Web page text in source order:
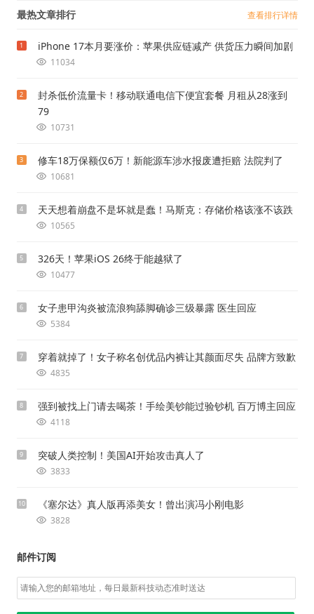
最热文章排行 查看排行详情
1 iPhone 17本月要涨价：苹果供应链减产 供货压力瞬间加剧
11034
2
封杀低价流量卡！移动联通电信下便宜套餐 月租从28涨到
79
10731
3 修车18万保额仅6万！新能源车涉水报废遭拒赔 法院判了
10681
4 天天想着崩盘不是坏就是蠢！马斯克：存储价格该涨不该跌
10565
5 326天！苹果iOS 26终于能越狱了
10477
6 女子患甲沟炎被流浪狗舔脚确诊三级暴露 医生回应
5384
7 穿着就掉了！女子称名创优品内裤让其颜面尽失 品牌方致歉
4835
8 强到被找上门请去喝茶！手绘美钞能过验钞机 百万博主回应
4118
9 突破人类控制！美国AI开始攻击真人了
3833
10 《塞尔达》真人版再添美女！曾出演冯小刚电影
3828
邮件订阅